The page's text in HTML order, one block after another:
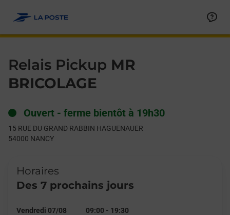
Relais Pickup MR
BRICOLAGE
Ouvert - ferme bientôt à 19h30
15 RUE DU GRAND RABBIN HAGUENAUER
54000 NANCY
Horaires
Des 7 prochains jours
Vendredi 07/08 09:00 - 19:30